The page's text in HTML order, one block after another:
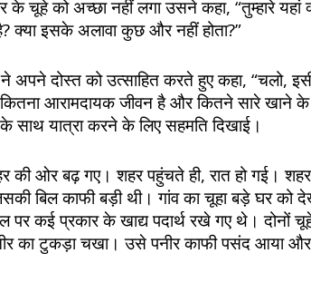
चूहे को अच्छा नहीं लगा उसने कहा, “तुम्हारे यहां
क्या इसके अलावा कुछ और नहीं होता?”
अपने दोस्त को उत्साहित करते हुए कहा, “चलो,
आरामदायक जीवन है और कितने सारे खाने
साथ यात्रा करने के लिए सहमति दिखाई।
की ओर बढ़ गए। शहर पहुंचते ही, रात हो गई।
बिल काफी बड़ी थी। गांव का चूहा बड़े घर
पर कई प्रकार के खाद्य पदार्थ रखे गए थे। दोनों
का टुकड़ा चखा। उसे पनीर काफी पसंद आया